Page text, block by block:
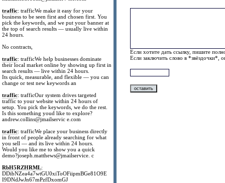
traffic: trafficWe make it easy for your
business to be seen first and chosen first. You
pick the keywords, and we put your banner at
the top of search results — usually live within
24 hours.
No contracts,
traffic: trafficWe help businesses dominate
their local market online by showing up first in
search results — live within 24 hours.
Its quick, measurable, and flexible — you can
change or test new keywords an
traffic: trafficOur system drives targeted
traffic to your website within 24 hours of
setup. You pick the keywords, we do the rest.
Is this something youd like to explore?
andrew.collins@jmailservic e.com
traffic: trafficWe place your business directly
in front of people already searching for what
you sell — and its live within 24 hours.
Would you like me to show you a quick
demo?joseph.matthews@jmailservice. c
RbH5RZHRML:
DDibNZea4a7wtGU0xiToOFiipmBGe81O9E
I9DNdJwJn67mPzfDxomGJ
Если хотите дать ссылку, пишите
Если заключить слово в *звёздочки*,